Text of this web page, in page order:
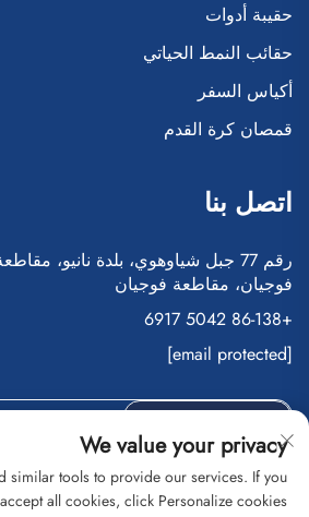
حقيبة أدوات
حقائب النمط الحياتي
أكياس السفر
قمصان كرة القدم
اتصل بنا
رقم 77 جبل شياوهوي، بلدة نانيو،
فوجيان، مقاطعة فوجيان
+86-138 5042 6917
[email protected]
We value your privacy
similar tools to provide our services. If you
all cookies, click Personalize cookies.